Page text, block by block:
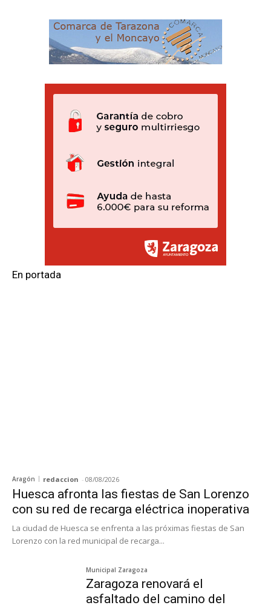
En portada
Aragón redaccion - 08/08/2026
Huesca afronta las fiestas de San Lorenzo
con su red de recarga eléctrica inoperativa
La ciudad de Huesca se enfrenta a las próximas fiestas de San
Lorenzo con la red municipal de recarga...
Municipal Zaragoza
Zaragoza renovará el
asfaltado del camino del